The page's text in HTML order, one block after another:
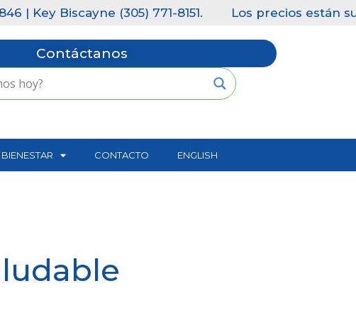
(305) 771-8151. Los precios están sujetos a
Contáctanos
CONTACTO ENGLISH